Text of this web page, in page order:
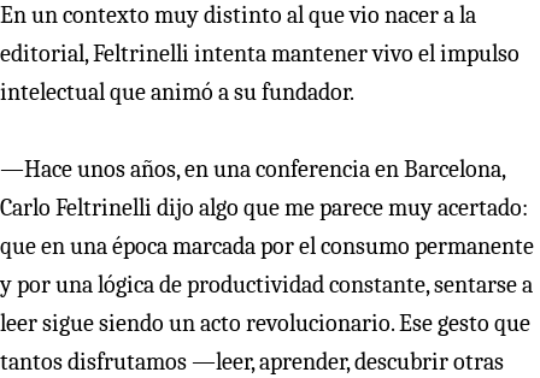
En un contexto muy distinto al que vio nacer a la
editorial, Feltrinelli intenta mantener vivo el impulso
intelectual que animó a su fundador.
—Hace unos años, en una conferencia en Barcelona,
Carlo Feltrinelli dijo algo que me parece muy acertado:
que en una época marcada por el consumo permanente
y por una lógica de productividad constante, sentarse a
leer sigue siendo un acto revolucionario. Ese gesto que
tantos disfrutamos —leer, aprender, descubrir otras